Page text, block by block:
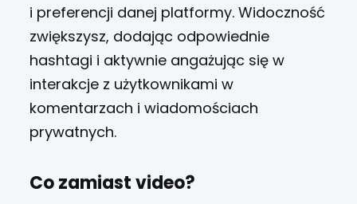
i preferencji danej platformy. Widoczność
zwiększysz, dodając odpowiednie
hashtagi i aktywnie angażując się w
interakcje z użytkownikami w
komentarzach i wiadomościach
prywatnych.
Co zamiast video?